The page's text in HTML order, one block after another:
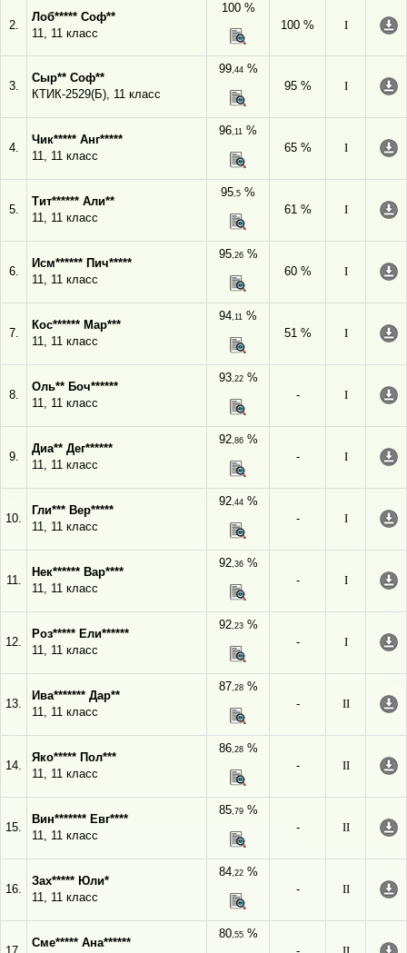
2.
Лоб***** Соф**
11, 11 класс
100 %
100 %
I
3.
Сыр** Соф**
КТИК-2529(Б), 11 класс
99,44%
95 %
I
4.
Чик***** Анг*****
11, 11 класс
96,11 %
65 %
I
5.
Тит****** Али**
11, 11 класс
95,5 %
61 %
I
6.
Исм****** Пич*****
11, 11 класс
95,26%
60 %
I
7.
Кос****** Мар***
11, 11 класс
94,11 %
51 %
I
8.
Оль** Боч******
11, 11 класс
93,22%
-
I
9.
Диа** Дег******
11, 11 класс
92,86%
-
I
10.
Гли*** Вер*****
11, 11 класс
92,44%
-
I
11.
Нек****** Вар****
11, 11 класс
92,36%
-
I
12.
Роз***** Ели******
11, 11 класс
92,23%
-
I
13.
Ива******* Дар**
11, 11 класс
87,28%
-
II
14.
Яко***** Пол***
11, 11 класс
86,28%
-
II
15.
Вин******* Евг****
11, 11 класс
85,79%
-
II
16.
Зах***** Юли*
11, 11 класс
84,22%
-
II
Сме***** Ана******
80,55%